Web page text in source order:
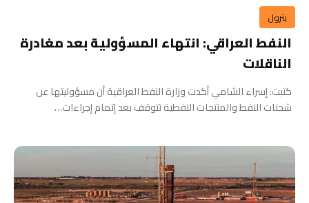
بترول
النفط العراقي: انتهاء المسؤولية بعد مغادرة
الناقلات
كتبت: إسراء الشامي أكدت وزارة النفط العراقية أن مسؤوليتها عن
شحنات النفط والمنتجات النفطية تتوقف بعد إتمام إجراءات…